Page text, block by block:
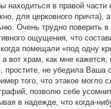
находиться в правой
для церковного
Очень трудно
ощущения, что
помещали «под одну
вот храм, как мне
простите, не убедила
того, что этакое
позволю себе
в надежде, что когда-